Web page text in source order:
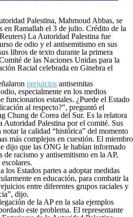
Palestina, Mahmoud Abbas, se
en Ramallah el 3 de julio. Crédito de la
La Autoridad Palestina fue
de odio y el antisemitismo en sus
libros de texto durante la primera
de las Naciones Unidas para la
Racial celebrada en Ginebra el
prejuicios antisemitas
especialmente en los medios
funcionarios estatales. ¿Puede el Estado
al respecto?”, preguntó el
Chung de Corea del Sur. Es la relatora
Autoridad Palestina por el comité. Sus
la calidad “histórica” ​​del momento
más complejos en cuestión. El miembro
dijo que las ONG le habían informado
de racismo y antisemitismo en la AP,
los Estados partes a adoptar medidas
en educación, para combatir la
entre diferentes grupos raciales y
dijo.
de la AP en la sala ejemplos
este problema. El representante